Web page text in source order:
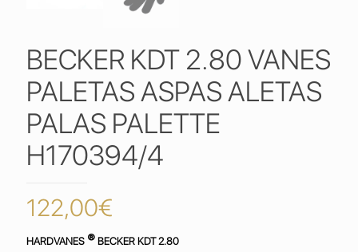
BECKER KDT 2.80 VANES
PALETAS ASPAS ALETAS
PALAS PALETTE
H170394/4
122,00€
HARDVANES ® BECKER KDT 2.80